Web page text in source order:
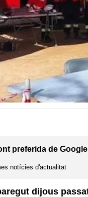
preferida de
notícies d'actualitat
dijous